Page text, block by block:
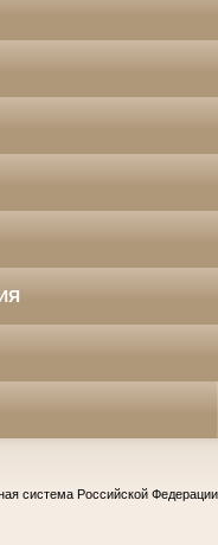
система Российской